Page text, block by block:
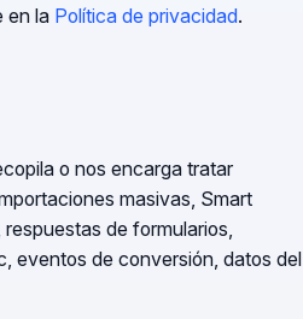
en la Política de privacidad.
o nos encarga tratar
masivas, Smart
de formularios,
eventos de conversión, datos del